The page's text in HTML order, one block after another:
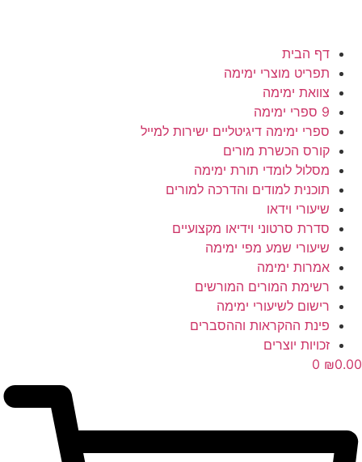
דף הבית
תפריט מוצרי ימימה
צוואת ימימה
9 ספרי ימימה
ספרי ימימה דיגיטליים ישירות למייל
קורס הכשרת מורים
מסלול לומדי תורת ימימה
תוכנית למודים והדרכה למורים
שיעורי וידאו
סדרת סרטוני וידיאו מקצועיים
שיעורי שמע מפי ימימה
אמרות ימימה
רשימת המורים המורשים
רישום לשיעורי ימימה
פינת ההקראות וההסברים
זכויות יוצרים
₪0.00
0